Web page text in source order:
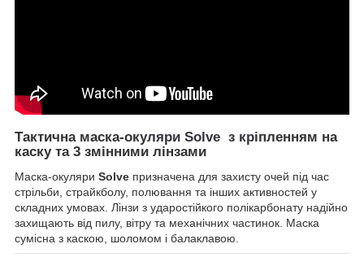
Тактична маска-окуляри Solve з кріпленням на
каску та 3 змінними лінзами
Маска-окуляри Solve призначена для захисту очей під час
стрільби, страйкболу, полювання та інших активностей у
складних умовах. Лінзи з ударостійкого полікарбонату надійно
захищають від пилу, вітру та механічних частинок. Маска
сумісна з каскою, шоломом і балаклавою.